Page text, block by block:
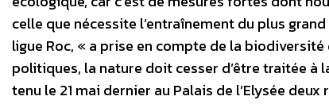
celle que nécessite l’entraînement du plus
ligue Roc, « a prise en compte de la
politiques, la nature doit cesser d’être traitée à
tenu le 21 mai dernier au Palais de l’Elysée